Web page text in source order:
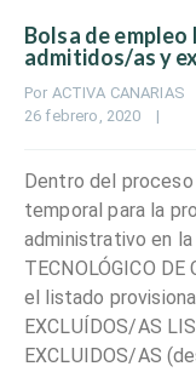
Bolsa de
admitidos/as y
Por ACTIVA CANARIAS
26 febrero, 2020 |
Dentro del proceso
temporal para la
administrativo en
TECNOLÓGICO
el listado
EXCLUÍDOS/AS
EXCLUIDOS/AS